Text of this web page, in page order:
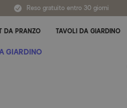
Reso gratuito entro 30 giorni
DA PRANZO TAVOLI DA GIARDINO
GIARDINO